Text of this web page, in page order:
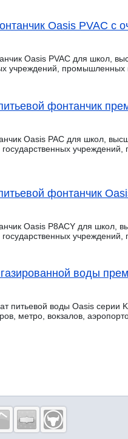
Oasis PVAC с
Oasis PVAC для школ,
учреждений,
фонтанчик
Oasis PAC для школ,
государственных
фонтанчик
Oasis P8ACY для школ,
воды
питьевой воды Oasis серии
метро, вокзалов,